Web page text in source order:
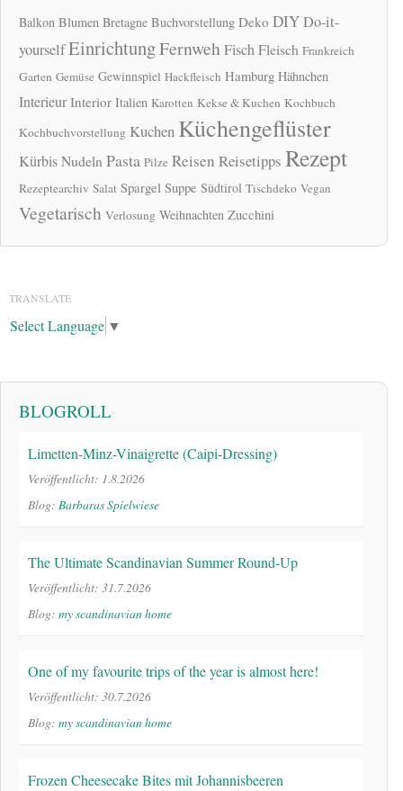
Balkon Blumen Bretagne Buchvorstellung Deko DIYDo-it-
yourselfEinrichtungFernwehFischFleisch Frankreich
Garten Gemüse Gewinnspiel Hackfleisch Hamburg Hähnchen
Interieur Interior Italien Karotten Kekse & Kuchen Kochbuch
Kochbuchvorstellung Kuchen Küchengeflüster
KürbisNudeln Pasta Pilze Reisen Reisetipps Rezept
Rezeptearchiv Salat Spargel Suppe Südtirol Tischdeko Vegan
Vegetarisch Verlosung Weihnachten Zucchini
TRANSLATE
Select Language ▼
BLOGROLL
Limetten-Minz-Vinaigrette (Caipi-Dressing)
Veröffentlicht: 1.8.2026
Blog: Barbaras Spielwiese
The Ultimate Scandinavian Summer Round-Up
Veröffentlicht: 31.7.2026
Blog: my scandinavian home
One of my favourite trips of the year is almost here!
Veröffentlicht: 30.7.2026
Blog: my scandinavian home
Frozen Cheesecake Bites mit Johannisbeeren